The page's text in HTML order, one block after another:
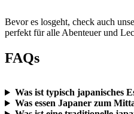
Bevor es losgeht, check auch
perfekt für alle Abenteuer und
FAQs
Was ist typisch japanisches
Was essen Japaner zum